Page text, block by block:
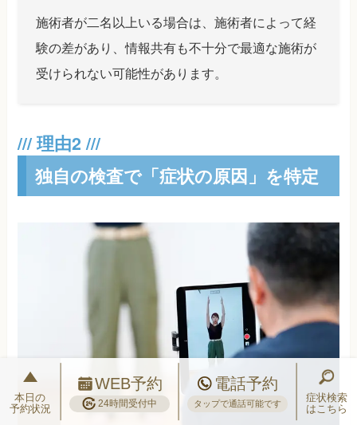
施術者が二名以上いる場合は、施術者によって経
験の差があり、情報共有も不十分で最適な施術が
受けられない可能性があります。
独自の検査で「症状の原因」を特定
本日の
予約状況
WEB予約
24時間受付中
電話予約
タップで通話可能です
症状検索
はこちら